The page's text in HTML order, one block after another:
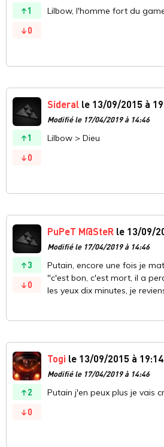
1
0
Lilbow, l'homme fort du
1
0
Sideral le 13/09/2015 à
Modifié le 17/04/2019 à 14:46
Lilbow > Dieu
3
0
PuPeT M@SteR le 13/09/
Modifié le 17/04/2019 à 14:46
Putain, encore une fois je
"c'est bon, c'est mort, il a
les yeux dix minutes, je
2
0
Togi le 13/09/2015 à 19:14
Modifié le 17/04/2019 à 14:46
Putain j'en peux plus je vais